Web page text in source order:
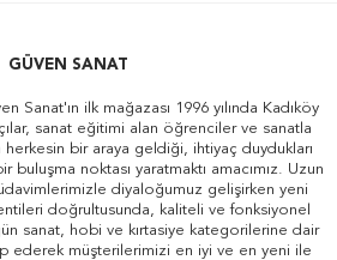
GÜVEN SANAT
Sanat'ın ilk mağazası 1996 yılında Kadıköy
sanat eğitimi alan öğrenciler ve sanatla
bir araya geldiği, ihtiyaç duydukları
noktası yaratmaktı amacımız. Uzun
diyaloğumuz gelişirken yeni
doğrultusunda, kaliteli ve fonksiyonel
sanat, hobi ve kırtasiye kategorilerine dair
ederek müşterilerimizi en iyi ve en yeni ile